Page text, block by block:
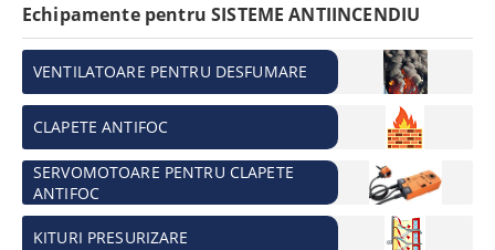
Echipamente pentru SISTEME ANTIINCENDIU
VENTILATOARE PENTRU DESFUMARE
CLAPETE ANTIFOC
SERVOMOTOARE PENTRU CLAPETE
ANTIFOC
KITURI PRESURIZARE